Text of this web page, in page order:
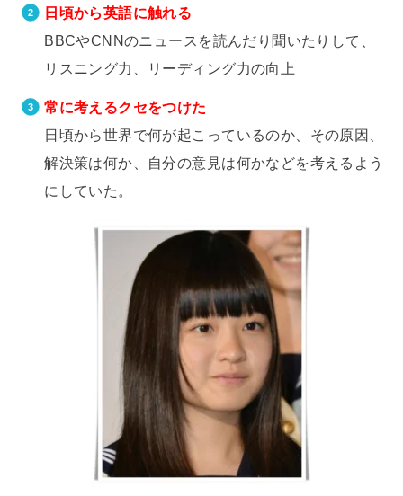
日頃から英語に触れる
BBCやCNNのニュースを読んだり聞いたりして、
リスニング力、リーディング力の向上
常に考えるクセをつけた
日頃から世界で何が起こっているのか、その原因、
解決策は何か、自分の意見は何かなどを考えるよう
にしていた。